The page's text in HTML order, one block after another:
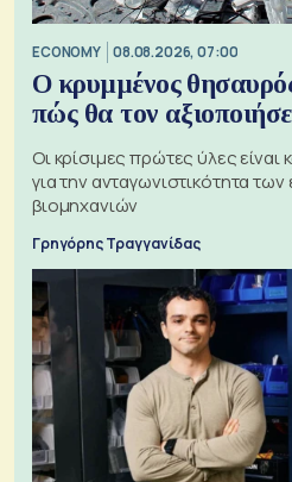
ECONOMY 08.08.2026, 07:00
Ο κρυμμένος
πώς θα τον
Οι κρίσιμες πρώτες ύλες
για την ανταγωνιστικότητα
βιομηχανιών
Γρηγόρης Τραγγανίδας